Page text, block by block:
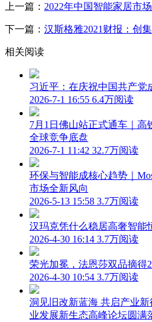
上一篇： 2022年中国智能家居市场
下一篇： 汉斯格雅2021财报：创
相关阅读
习近平：在庆祝中国共产党
2026-7-1 16:55 6.4万阅读
7月1日佛山站正式通车｜
全球竞争底盘
2026-7-1 11:42 32.7万阅读
环保与智能成核心趋势｜
市场全新风向
2026-5-13 15:58 3.7万阅读
汉玛克凭什么稳居高奢智能
2026-4-30 16:14 3.7万阅读
荣光加冕，法恩莎双品摘得
2026-4-30 10:54 3.7万阅读
洞见旧改新蓝海 共启产业
业发展新生态高峰论坛圆满